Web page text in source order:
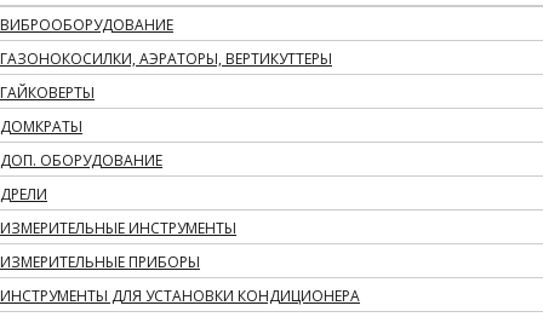
ВИБРООБОРУДОВАНИЕ
ГАЗОНОКОСИЛКИ, АЭРАТОРЫ, ВЕРТИКУТТЕРЫ
ГАЙКОВЕРТЫ
ДОМКРАТЫ
ДОП. ОБОРУДОВАНИЕ
ДРЕЛИ
ИЗМЕРИТЕЛЬНЫЕ ИНСТРУМЕНТЫ
ИЗМЕРИТЕЛЬНЫЕ ПРИБОРЫ
ИНСТРУМЕНТЫ ДЛЯ УСТАНОВКИ КОНДИЦИОНЕРА